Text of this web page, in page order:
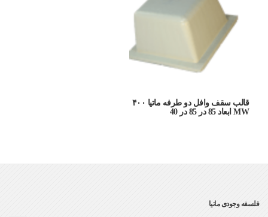
قالب سقف وافل دو طرفه ماتیا ۴۰۰
MW ابعاد 85 در 85 در 40
فلسفه وجودی ماتیا